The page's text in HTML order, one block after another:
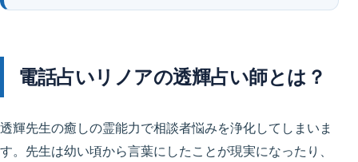
電話占いリノアの透輝占い師とは？
透輝先生の癒しの霊能力で相談者悩みを浄化してしまいま
す。先生は幼い頃から言葉にしたことが現実になったり、